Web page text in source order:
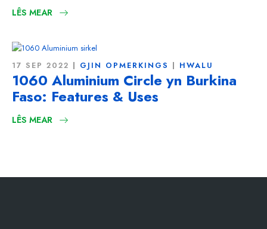
LÊS MEAR
17 SEP 2022 GJIN OPMERKINGS HWALU
1060 Aluminium Circle yn Burkina
Faso: Features & Uses
LÊS MEAR